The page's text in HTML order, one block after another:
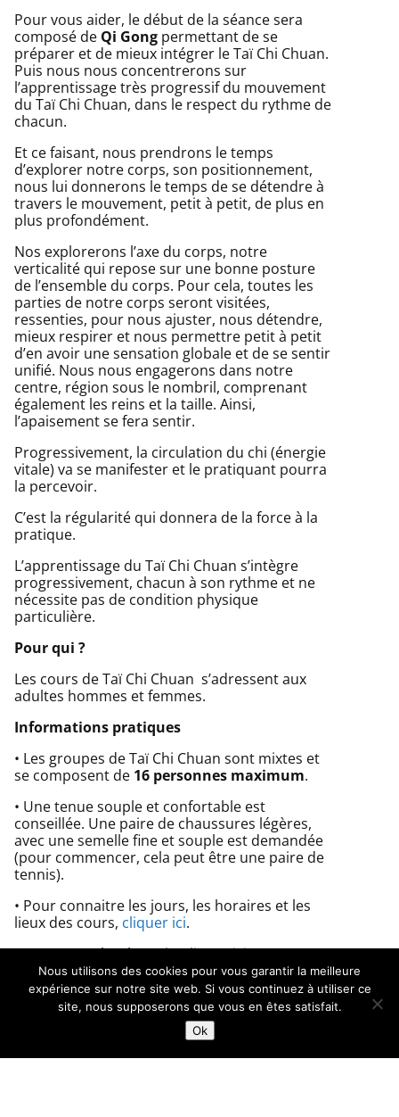
Pour vous aider, le début de la séance sera
composé de Qi Gongpermettant de se
préparer et de mieux intégrer le Taï Chi Chuan.
Puis nous nous concentrerons sur
l’apprentissage très progressif du mouvement
du Taï Chi Chuan, dans le respect du rythme de
chacun.
Et ce faisant, nous prendrons le temps
d’explorer notre corps, son positionnement,
nous lui donnerons le temps de se détendre à
travers le mouvement, petit à petit, de plus en
plus profondément.
Nos explorerons l’axe du corps, notre
verticalité qui repose sur une bonne posture
de l’ensemble du corps. Pour cela, toutes les
parties de notre corps seront visitées,
ressenties, pour nous ajuster, nous détendre,
mieux respirer et nous permettre petit à petit
d’en avoir une sensation globale et de se sentir
unifié. Nous nous engagerons dans notre
centre, région sous le nombril, comprenant
également les reins et la taille. Ainsi,
l’apaisement se fera sentir.
Progressivement, la circulation du chi (énergie
vitale) va se manifester et le pratiquant pourra
la percevoir.
C’est la régularité qui donnera de la force à la
pratique.
L’apprentissage du Taï Chi Chuan s’intègre
progressivement, chacun à son rythme et ne
nécessite pas de condition physique
particulière.
Pour qui ?
Les cours de Taï Chi Chuan s’adressent aux
adultes hommes et femmes.
Informations pratiques
• Les groupes de Taï Chi Chuan sont mixtes et
se composent de 16 personnes maximum.
• Une tenue souple et confortable est
conseillée. Une paire de chaussures légères,
avec une semelle fine et souple est demandée
(pour commencer, cela peut être une paire de
tennis).
• Pour connaitre les jours, les horaires et les
lieux des cours, cliquer ici.
• Pour consulter les prix,cliquer ici.
Nous utilisons des cookies pour vous garantir la meilleure
expérience sur notre site web. Si vous continuez à utiliser ce
site, nous supposerons que vous en êtes satisfait.
Ok